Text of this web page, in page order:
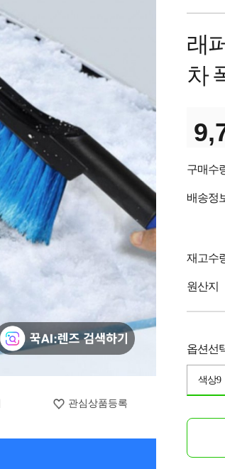
관심상품등록
래
차
구매수
배송정
재고수
원산지
옵션선
색상9